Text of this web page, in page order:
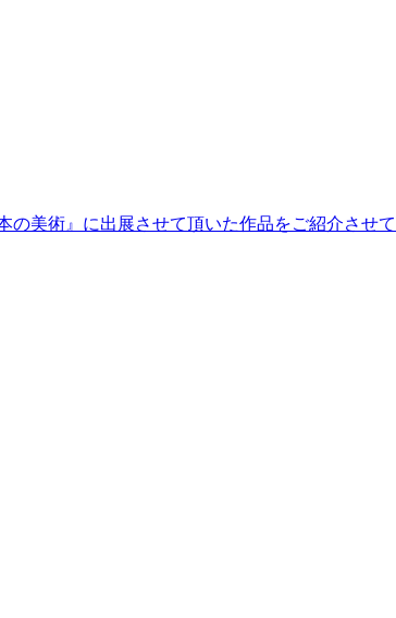
美術』に出展させて頂いた作品をご紹介させ